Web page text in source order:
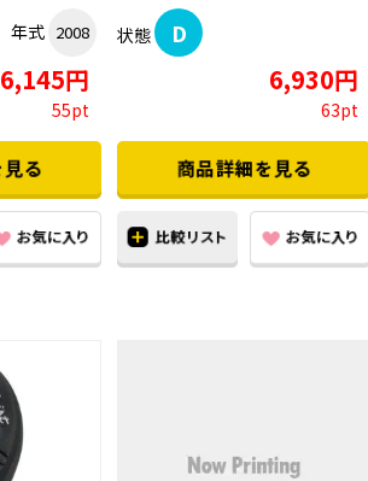
年式 2008
6,145円
55pt
状態 D
6,930円
63pt